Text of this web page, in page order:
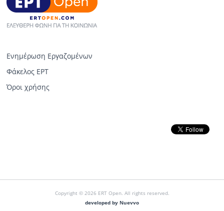
Ενημέρωση Εργαζομένων
Φάκελος ΕΡΤ
Όροι χρήσης
Copyright © 2026 ERT Open. All rights reserved.
developed by Nuevvo